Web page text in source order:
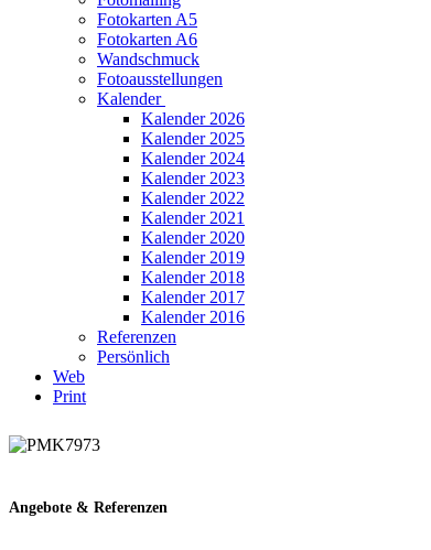
Fotokarten A5
Fotokarten A6
Wandschmuck
Fotoausstellungen
Kalender
Kalender 2026
Kalender 2025
Kalender 2024
Kalender 2023
Kalender 2022
Kalender 2021
Kalender 2020
Kalender 2019
Kalender 2018
Kalender 2017
Kalender 2016
Referenzen
Persönlich
Web
Print
Angebote & Referenzen